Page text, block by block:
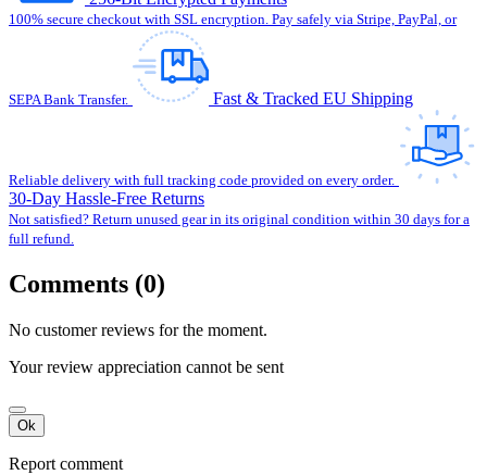
100% secure checkout with SSL encryption. Pay safely via Stripe, PayPal, or
SEPA Bank Transfer. Fast & Tracked EU Shipping
Reliable delivery with full tracking code provided on every order.
30-Day Hassle-Free Returns
Not satisfied? Return unused gear in its original condition within 30 days for a
full refund.
Comments (0)
No customer reviews for the moment.
Your review appreciation cannot be sent
Ok
Report comment